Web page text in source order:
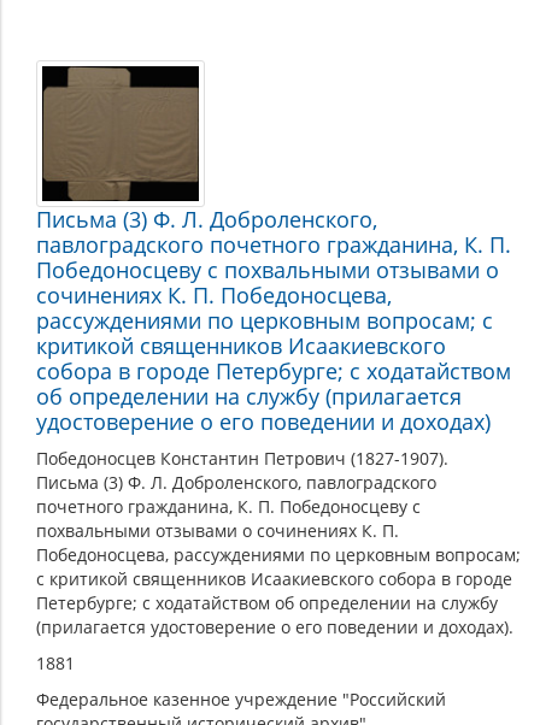
Письма (3) Ф. Л. Доброленского,
павлоградского почетного гражданина, К. П.
Победоносцеву с похвальными отзывами о
сочинениях К. П. Победоносцева,
рассуждениями по церковным вопросам; с
критикой священников Исаакиевского
собора в городе Петербурге; с ходатайством
об определении на службу (прилагается
удостоверение о его поведении и доходах)
Победоносцев Константин Петрович (1827-1907).
Письма (3) Ф. Л. Доброленского, павлоградского
почетного гражданина, К. П. Победоносцеву с
похвальными отзывами о сочинениях К. П.
Победоносцева, рассуждениями по церковным вопросам;
с критикой священников Исаакиевского собора в городе
Петербурге; с ходатайством об определении на службу
(прилагается удостоверение о его поведении и доходах).
1881
Федеральное казенное учреждение "Российский